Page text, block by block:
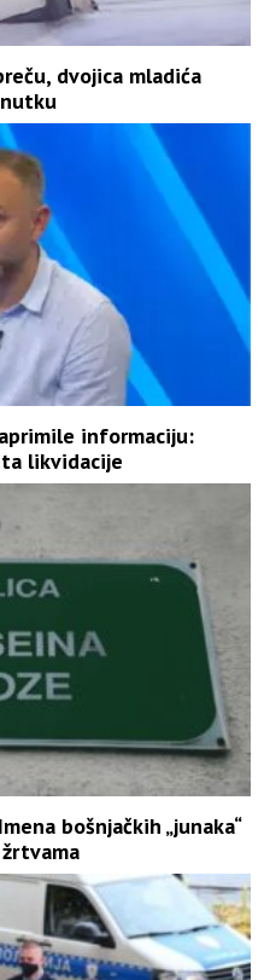
dvojica mladića
informaciju:
likvidacije
bošnjačkih „junaka“